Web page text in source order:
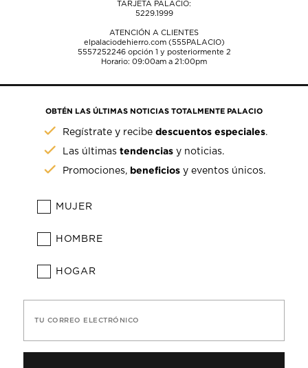
TARJETA PALACIO:
5229.1999
ATENCIÓN A CLIENTES
elpalaciodehierro.com (555PALACIO)
5557252246opción 1 y posteriormente 2
Horario: 09:00am a 21:00pm
OBTÉN LAS ÚLTIMAS NOTICIAS TOTALMENTE PALACIO
Regístrate y recibedescuentos especiales.
Las últimastendencias y noticias.
Promociones, beneficios y eventos únicos.
MUJER
HOMBRE
HOGAR
TU CORREO ELECTRÓNICO